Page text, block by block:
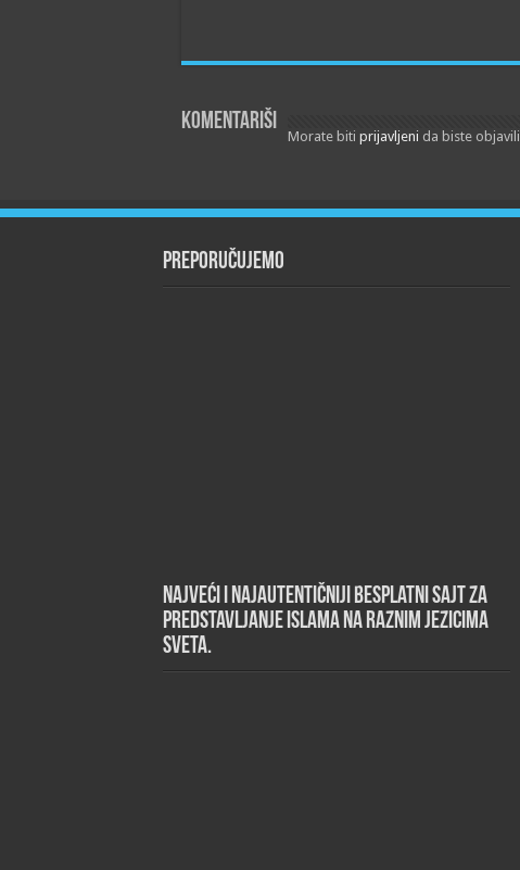
Komentariši
Morate biti prijavljeni da biste
Preporučujemo
Najveći i najautentičniji besplatni sajt za
predstavljanje islama na raznim jezicima
sveta.